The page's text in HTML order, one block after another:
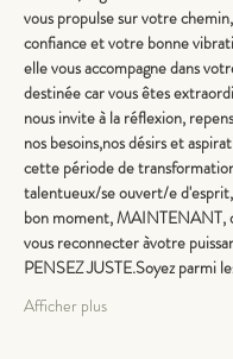
vous propulse sur votre
confiance et votre bonne
elle vous accompagne dans
destinée car vous êtes
nous invite à la réflexion,
nos besoins,nos désirs et
cette période de
talentueux/se ouvert/e
bon moment, MAINTENANT,
vous reconnecter àvotre
PENSEZ JUSTE.Soyez parmi
Afficher plus